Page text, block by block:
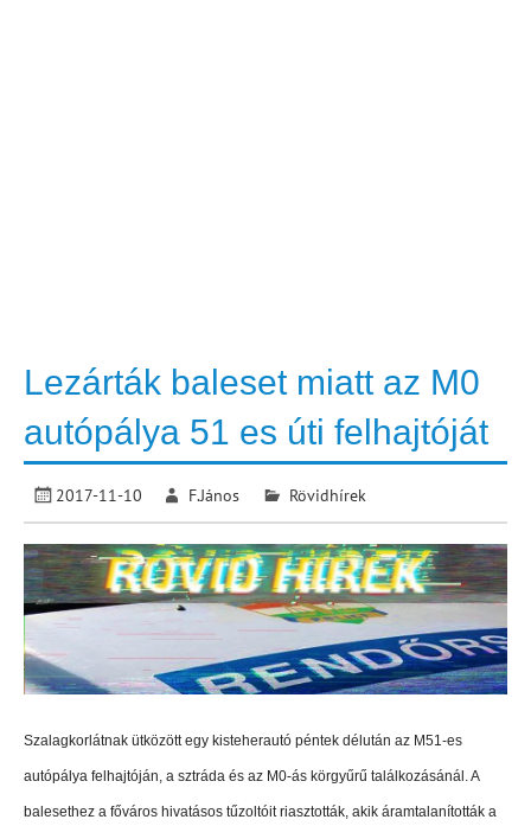
Lezárták baleset miatt az M0
autópálya 51 es úti felhajtóját
2017-11-10 F.János Rövidhírek
Szalagkorlátnak ütközött egy kisteherautó péntek délután az M51-es
autópálya felhajtóján, a sztráda és az M0-ás körgyűrű találkozásánál. A
balesethez a főváros hivatásos tűzoltóit riasztották, akik áramtalanították a